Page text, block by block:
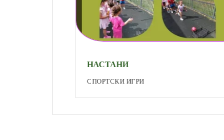
НАСТАНИ
СПОРТСКИ ИГРИ